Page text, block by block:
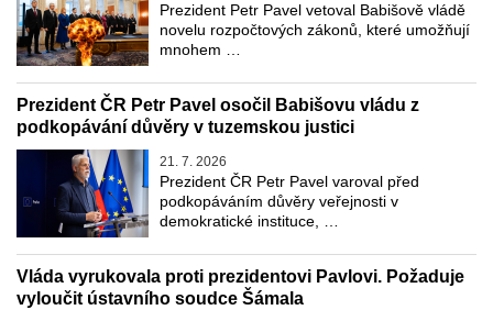
Prezident Petr Pavel vetoval Babišově vládě
novelu rozpočtových zákonů, které umožňují
mnohem …
Prezident ČR Petr Pavel osočil Babišovu vládu z
podkopávání důvěry v tuzemskou justici
21. 7. 2026
Prezident ČR Petr Pavel varoval před
podkopáváním důvěry veřejnosti v
demokratické instituce, …
Vláda vyrukovala proti prezidentovi Pavlovi. Požaduje
vyloučit ústavního soudce Šámala